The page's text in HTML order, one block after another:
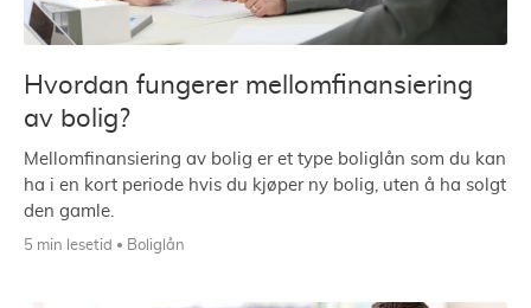
Hvordan fungerer mellomfinansiering
av bolig?
Mellomfinansiering av bolig er et type boliglån som du kan
ha i en kort periode hvis du kjøper ny bolig, uten å ha solgt
den gamle.
5 min lesetid Boliglån